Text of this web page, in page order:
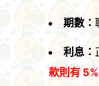
期數：
利息：
款則有